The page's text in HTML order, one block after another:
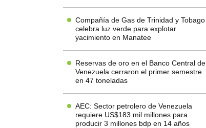
Compañía de Gas de Trinidad y Tobago
celebra luz verde para explotar
yacimiento en Manatee
Reservas de oro en el Banco Central de
Venezuela cerraron el primer semestre
en 47 toneladas
AEC: Sector petrolero de Venezuela
requiere US$183 mil millones para
producir 3 millones bdp en 14 años